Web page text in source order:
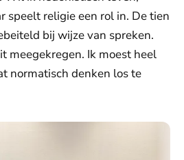
speelt religie een rol in. De tien
bij wijze van spreken.
meegekregen. Ik moest heel
normatisch denken los te